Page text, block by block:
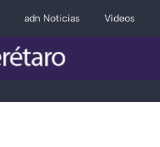
adn Noticias Videos